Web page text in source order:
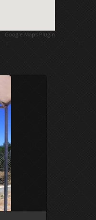
Google Maps Plugin